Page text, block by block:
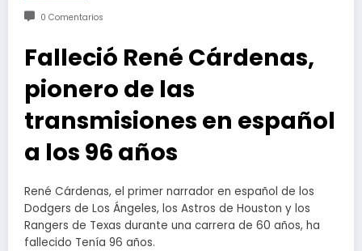
0 Comentarios
Falleció René Cárdenas,
pionero de las
transmisiones en español
a los 96 años
René Cárdenas, el primer narrador en español de los
Dodgers de Los Ángeles, los Astros de Houston y los
Rangers de Texas durante una carrera de 60 años, ha
fallecido Tenía 96 años.